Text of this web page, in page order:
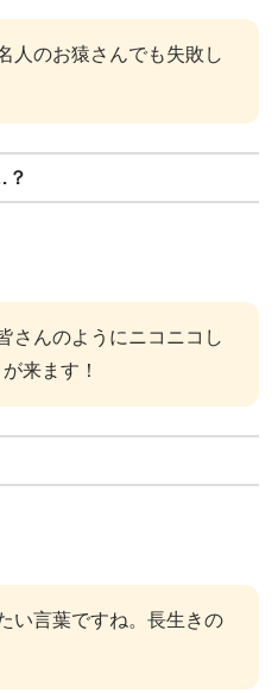
人のお猿さんでも失敗し
？
さんのようにニコニコし
来ます！
い言葉ですね。長生きの